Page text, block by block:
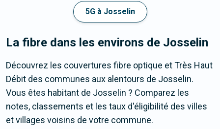
5G à Josselin
La fibre dans les environs de Josselin
Découvrez les couvertures fibre optique et Très Haut
Débit des communes aux alentours de Josselin.
Vous êtes habitant de Josselin ? Comparez les
notes, classements et les taux d'éligibilité des villes
et villages voisins de votre commune.